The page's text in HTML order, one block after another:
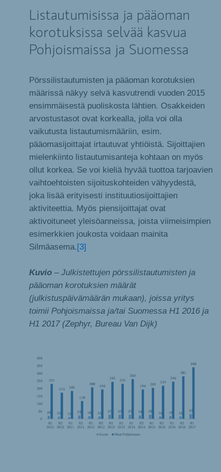
Listautumisissa ja pääoman
korotuksissa selvää kasvua
Pohjoismaissa ja Suomessa
Pörssilistautumisten ja pääoman korotuksien
määrissä näkyy selvä kasvutrendi vuoden 2015
ensimmäisestä puoliskosta lähtien. Osakkeiden
arvostustasot ovat korkealla, jolla voi olla
vaikutusta listautumismääriin, esim.
pääomasijoittajat irtautuvat yhtiöistä. Sijoittajien
mielenkiinto listautumisanteja kohtaan on myös
ollut korkea. Se voi kieliä hyvää tuottoa tarjoavien
vaihtoehtoisten sijoituskohteiden vähyydestä,
joka lisää erityisesti instituutiosijoittajien
aktiviteettia. Myös piensijoittajat ovat
aktivoituneet yleisöanneissa, joista viimeisimpien
esimerkkien joukosta voidaan mainita
Silmäasema.[3]
Kuvio – Julkistettujen pörssilistautumisten ja
pääoman korotuksien määrät
(julkistuspäivämäärän mukaan), joissa yritys
toimii Pohjoismaissa ja/tai Suomessa H1 2016 ja
H1 2017 (Zephyr, Bureau Van Dijk)